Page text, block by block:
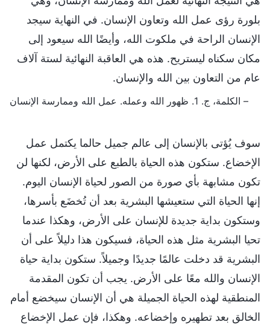
بلورة رؤى عمل الله وتعاون الإنسان. في النهاية سيجد
الإنسان الراحة في ملكوت الله، وأيضًا الله سيعود إلى
مكان سكناه ليستريح. هذه هي العاقبة النهائية لستة آلاف
عام من التعاون بين الله والإنسان.
– الكلمة، ج. 1. ظهور الله وعمله. عمل الله وممارسة الإنسان
سوف يُؤتى بالإنسان إلى عالم جميل حالما يكتمل عمل
الإخضاع. ستكون هذه الحياة بالطبع على الأرض، لكنها لن
تكون مشابهة بأي صورة من الصور لحياة الإنسان اليوم.
إنها الحياة التي ستعيشها البشرية بعد أن تُخضَع بأسرها،
وستكون بداية جديدة للإنسان على الأرض، وهكذا عندما
تحيا البشرية مثل هذه الحياة، فسيكون هذا دليلاً على أن
البشرية قد دخلت عالمًا جديدًا وجميلاً. ستكون بداية حياة
الإنسان والله معًا على الأرض. يجب أن تكون المقدمة
المنطقية لهذه الحياة الجميلة هي أن الإنسان سيخضع أمام
الخالق بعد تطهيره وإخضاعه. وهكذا، فإن عمل الإخضاع